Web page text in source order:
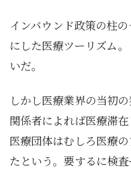
インバウンド政策の柱
にした医療ツーリズム
いだ。
しかし医療業界の当初
関係者によれば医療滞
医療団体はむしろ医療
たという。要するに検